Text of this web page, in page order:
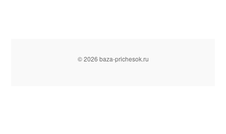
© 2026 baza-prichesok.ru